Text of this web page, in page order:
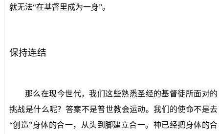
就无法“在基督里成为一身”。
保持连结
那么在现今世代，我们这些熟悉圣经的基督徒所面对的
挑战是什么呢？答案不是普世教会运动。我们的使命不是去
“创造”身体的合一，从头到脚建立合一。神已经把身体的合